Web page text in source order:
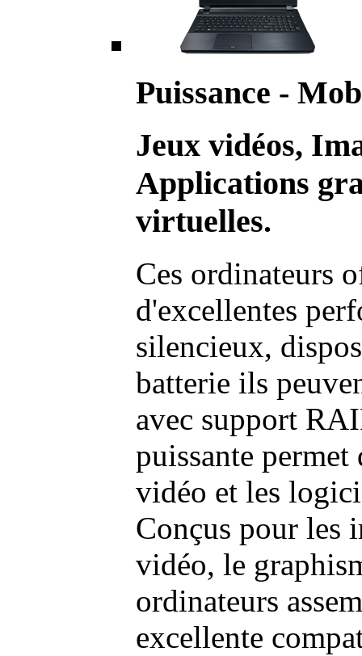
Puissance -
Jeux vidéos,
Applications
virtuelles.
Ces ordinateurs
d'excellentes
silencieux,
batterie ils
avec support
puissante permet
vidéo et les
Conçus pour les
vidéo, le
ordinateurs
excellente